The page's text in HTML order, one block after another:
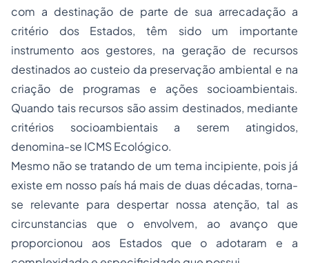
com a destinação de parte de sua arrecadação a
critério dos Estados, têm sido um importante
instrumento aos gestores, na geração de recursos
destinados ao custeio da preservação ambiental e na
criação de programas e ações socioambientais.
Quando tais recursos são assim destinados, mediante
critérios socioambientais a serem atingidos,
denomina-se ICMS Ecológico.
Mesmo não se tratando de um tema incipiente, pois já
existe em nosso país há mais de duas décadas, torna-
se relevante para despertar nossa atenção, tal as
circunstancias que o envolvem, ao avanço que
proporcionou aos Estados que o adotaram e a